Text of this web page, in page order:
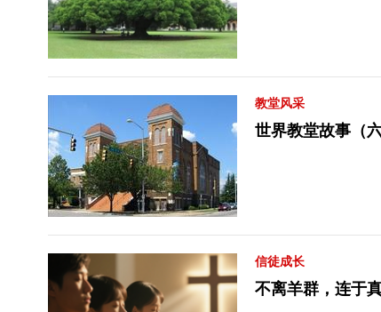
教堂风采
世界教堂故事（
信徒成长
不离羊群，连于